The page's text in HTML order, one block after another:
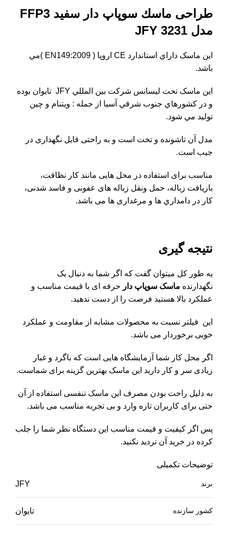
طراحی ماسك سوپاپ دار سفيد FFP3
مدل JFY 3231
این ماسک داراي استاندارد CE اروپا ( EN149:2009 )مي
باشد.
اين ماسک تحت ليسانس شرکت بين المللي JFY تايوان بوده
و در کشورهاي جنوب شرقي آسيا از جمله : ويتنام و چين
توليد مي شود.
مدل آن تاشونده و تخت است و به راحتی قابل نگهداری در
جيب است.
مناسب برای استفاده در محل هایی مانند كار نظافت،
بازيافت زباله، حمل ونقل زباله های عفونی و فاسد شدنی،
كار در دامداري ها و مرغداری ها می باشد.
نتیجه گیری
یه طور کل میتوان گفت که اگر شما به دنبال یک
نگهدارنده ماسک سوپاپ دار حرفه ای با قیمت مناسب و
عملکرد بالا هستید فرصت را از دست ندهید.
این فیلتر نسبت به محصولات مشابه از مقاومت و عملکرد
خوبی برخوردار می باشد.
اگر محل کار شما آزمایشگاه هایی است که باگرد و غبار
زیادی سر و کار دارید این ماسک بهترین گزینه برای شماست.
به دلیل راحت بودن مصرف این ماسک تنفسی استفاده از آن
حتی برای کاربران تازه وارد و بی تجربه مناسب می باشد.
پس اگر کیفیت و قیمت مناسب این دستگاه نظر شما را جلب
کرده در خرید آن تردید نکنید.
توضیحات تکمیلی
برند JFY
کشور سازنده تایوان